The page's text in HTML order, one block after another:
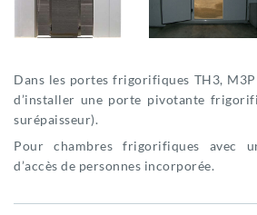
Dans les portes frigorifiques TH3,
d’installer une porte pivotante
surépaisseur).
Pour chambres frigorifiques avec
d’accès de personnes incorporée.